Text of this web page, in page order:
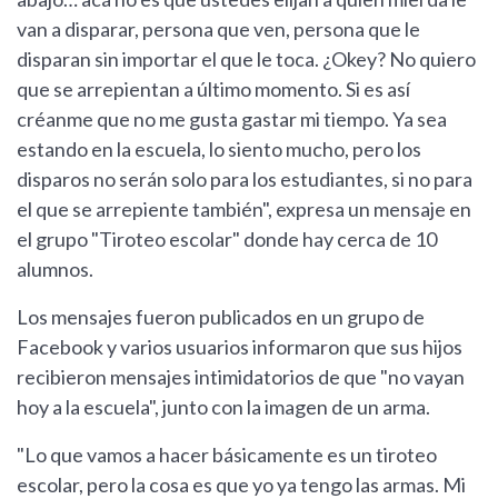
van a disparar, persona que ven, persona que le
disparan sin importar el que le toca. ¿Okey? No quiero
que se arrepientan a último momento. Si es así
créanme que no me gusta gastar mi tiempo. Ya sea
estando en la escuela, lo siento mucho, pero los
disparos no serán solo para los estudiantes, si no para
el que se arrepiente también", expresa un mensaje en
el grupo "Tiroteo escolar" donde hay cerca de 10
alumnos.
Los mensajes fueron publicados en un grupo de
Facebook y varios usuarios informaron que sus hijos
recibieron mensajes intimidatorios de que "no vayan
hoy a la escuela", junto con la imagen de un arma.
"Lo que vamos a hacer básicamente es un tiroteo
escolar, pero la cosa es que yo ya tengo las armas. Mi